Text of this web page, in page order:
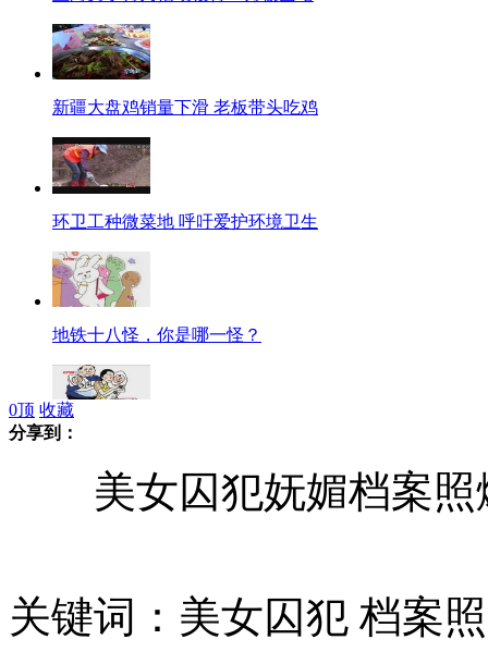
新疆大盘鸡销量下滑 老板带头吃鸡
环卫工种微菜地 呼吁爱护环境卫生
地铁十八怪，你是哪一怪？
为何80后双独家庭要放弃二胎?
0顶 收藏
分享到：
美女囚犯妩媚档案照
关键词：美女囚犯 档案照